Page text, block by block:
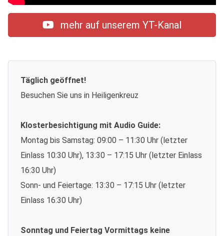
mehr auf unserem YT-Kanal
Täglich geöffnet!
Besuchen Sie uns in Heiligenkreuz
Klosterbesichtigung mit Audio Guide:
Montag bis Samstag: 09:00 – 11:30 Uhr (letzter
Einlass 10:30 Uhr), 13:30 – 17:15 Uhr (letzter Einlass
16:30 Uhr)
Sonn- und Feiertage: 13:30 – 17:15 Uhr (letzter
Einlass 16:30 Uhr)
Sonntag und Feiertag Vormittags keine